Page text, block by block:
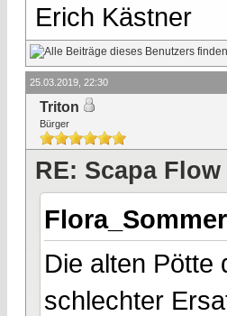
Erich Kästner
25.03.2019, 22:30
Triton
Bürger
RE: Scapa Flow
Die alten Pötte
schlechter